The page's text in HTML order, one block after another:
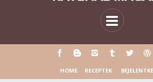
HOME RECEPTEK